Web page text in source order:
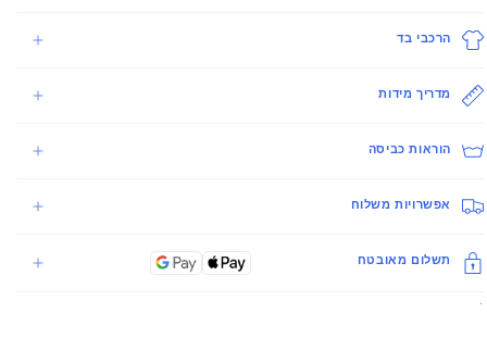
הרכבי בד
מדריך מידות
הוראות כביסה
אפשרויות משלוח
תשלום מאובטח
.